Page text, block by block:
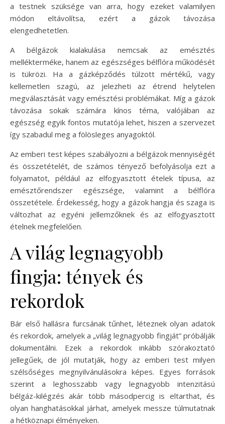
a testnek szüksége van arra, hogy ezeket valamilyen
módon eltávolítsa, ezért a gázok távozása
elengedhetetlen.
A bélgázok kialakulása nemcsak az emésztés
mellékterméke, hanem az egészséges bélflóra működését
is tükrözi. Ha a gázképződés túlzott mértékű, vagy
kellemetlen szagú, az jelezheti az étrend helytelen
megválasztását vagy emésztési problémákat. Míg a gázok
távozása sokak számára kínos téma, valójában az
egészség egyik fontos mutatója lehet, hiszen a szervezet
így szabadul meg a fölösleges anyagoktól.
Az emberi test képes szabályozni a bélgázok mennyiségét
és összetételét, de számos tényező befolyásolja ezt a
folyamatot, például az elfogyasztott ételek típusa, az
emésztőrendszer egészsége, valamint a bélflóra
összetétele. Érdekesség, hogy a gázok hangja és szaga is
változhat az egyéni jellemzőknek és az elfogyasztott
ételnek megfelelően.
A világ legnagyobb
fingja: tények és
rekordok
Bár első hallásra furcsának tűnhet, léteznek olyan adatok
és rekordok, amelyek a „világ legnagyobb fingját” próbálják
dokumentálni. Ezek a rekordok inkább szórakoztató
jellegűek, de jól mutatják, hogy az emberi test milyen
szélsőséges megnyilvánulásokra képes. Egyes források
szerint a leghosszabb vagy legnagyobb intenzitású
bélgáz-kilégzés akár több másodpercig is eltarthat, és
olyan hanghatásokkal járhat, amelyek messze túlmutatnak
a hétköznapi élményeken.